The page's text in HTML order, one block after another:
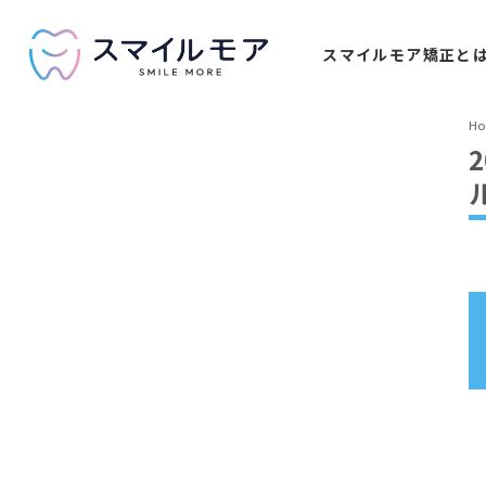
スマイルモア矯正と